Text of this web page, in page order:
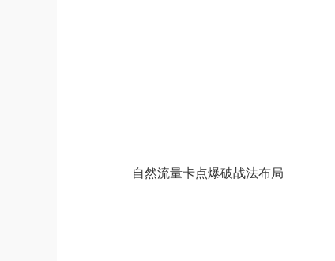
自然流量卡点爆破战法布局